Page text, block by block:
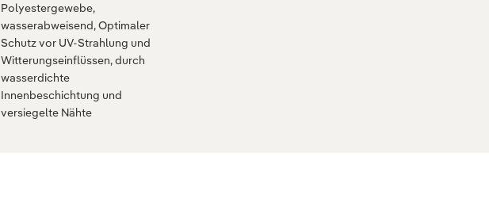
Polyestergewebe,
wasserabweisend, Optimaler
Schutz vor UV-Strahlung und
Witterungseinflüssen, durch
wasserdichte
Innenbeschichtung und
versiegelte Nähte